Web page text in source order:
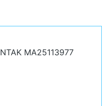
NTAK MA25113977